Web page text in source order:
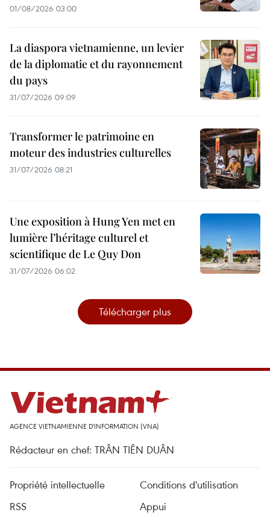
01/08/2026 03:00
La diaspora vietnamienne, un levier
de la diplomatie et du rayonnement
du pays
31/07/2026 09:09
Transformer le patrimoine en
moteur des industries culturelles
31/07/2026 08:21
Une exposition à Hung Yen met en
lumière l’héritage culturel et
scientifique de Le Quy Don
31/07/2026 06:02
Télécharger plus
AGENCE VIETNAMIENNE D'INFORMATION (VNA)
Rédacteur en chef: TRÂN TIÊN DUÂN
Propriété intellectuelle
Conditions d'utilisation
RSS
Appui